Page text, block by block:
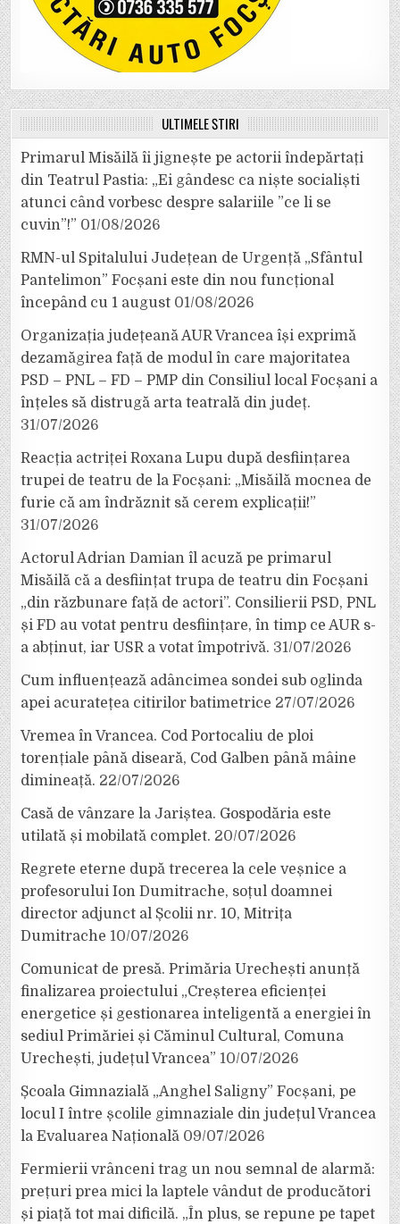
ULTIMELE ȘTIRI
Primarul Misăilă îi jignește pe actorii îndepărtați
din Teatrul Pastia: „Ei gândesc ca niște socialiști
atunci când vorbesc despre salariile ”ce li se
cuvin”!” 01/08/2026
RMN-ul Spitalului Județean de Urgență „Sfântul
Pantelimon” Focșani este din nou funcțional
începând cu 1 august 01/08/2026
Organizația județeană AUR Vrancea își exprimă
dezamăgirea față de modul în care majoritatea
PSD – PNL – FD – PMP din Consiliul local Focșani a
înțeles să distrugă arta teatrală din județ.
31/07/2026
Reacția actriței Roxana Lupu după desființarea
trupei de teatru de la Focșani: „Misăilă mocnea de
furie că am îndrăznit să cerem explicații!”
31/07/2026
Actorul Adrian Damian îl acuză pe primarul
Misăilă că a desființat trupa de teatru din Focșani
„din răzbunare față de actori”. Consilierii PSD, PNL
și FD au votat pentru desființare, în timp ce AUR s-
a abținut, iar USR a votat împotrivă. 31/07/2026
Cum influențează adâncimea sondei sub oglinda
apei acuratețea citirilor batimetrice 27/07/2026
Vremea în Vrancea. Cod Portocaliu de ploi
torențiale până diseară, Cod Galben până mâine
dimineață. 22/07/2026
Casă de vânzare la Jariștea. Gospodăria este
utilată și mobilată complet. 20/07/2026
Regrete eterne după trecerea la cele veșnice a
profesorului Ion Dumitrache, soțul doamnei
director adjunct al Școlii nr. 10, Mitrița
Dumitrache 10/07/2026
Comunicat de presă. Primăria Urechești anunță
finalizarea proiectului „Creșterea eficienței
energetice și gestionarea inteligentă a energiei în
sediul Primăriei și Căminul Cultural, Comuna
Urechești, județul Vrancea” 10/07/2026
Școala Gimnazială „Anghel Saligny” Focșani, pe
locul I între școlile gimnaziale din județul Vrancea
la Evaluarea Națională 09/07/2026
Fermierii vrânceni trag un nou semnal de alarmă:
prețuri prea mici la laptele vândut de producători
și piață tot mai dificilă. „În plus, se repune pe tapet